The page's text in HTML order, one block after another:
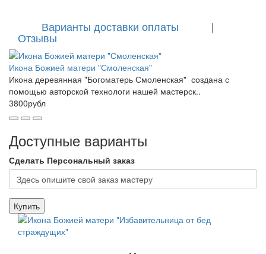
Варианты доставки оплаты |
Отзывы
Икона Божией матери "Смоленская"
Икона деревянная "Богоматерь Смоленская" создана с
помощью авторской технологи нашей мастерск..
3800рубл
Доступные варианты
Сделать Персональный заказ
Купить